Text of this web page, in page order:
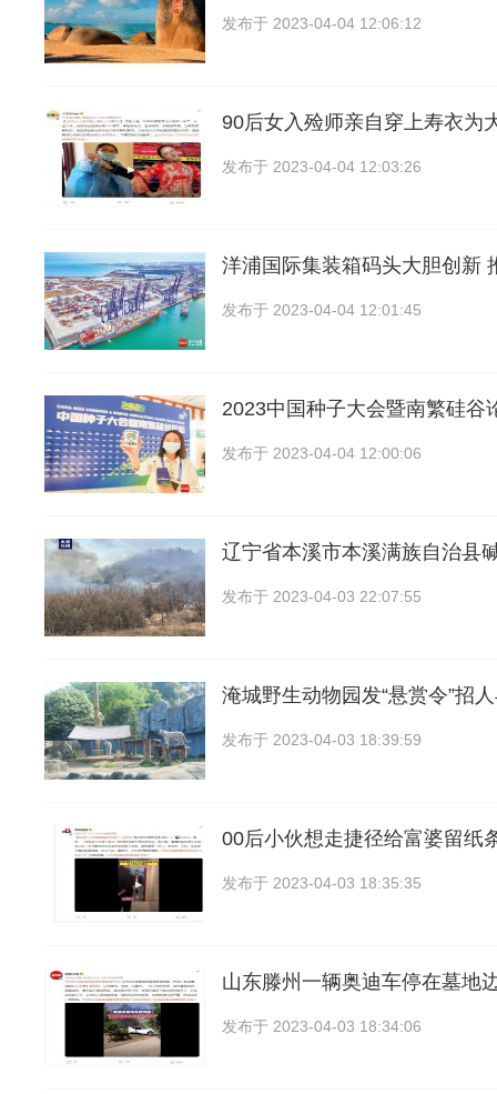
发布于 2023-04-04 12:06:12
90后女入殓师亲自穿上寿衣为
发布于 2023-04-04 12:03:26
洋浦国际集装箱码头大胆创新
发布于 2023-04-04 12:01:45
2023中国种子大会暨南繁硅谷
发布于 2023-04-04 12:00:06
辽宁省本溪市本溪满族自治县
发布于 2023-04-03 22:07:55
淹城野生动物园发“悬赏令”招
发布于 2023-04-03 18:39:59
00后小伙想走捷径给富婆留纸
发布于 2023-04-03 18:35:35
山东滕州一辆奥迪车停在墓地
发布于 2023-04-03 18:34:06